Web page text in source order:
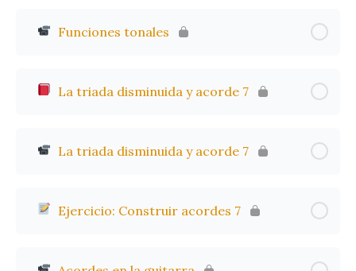
Funciones tonales
La triada disminuida y acorde 7
La triada disminuida y acorde 7
Ejercicio: Construir acordes 7